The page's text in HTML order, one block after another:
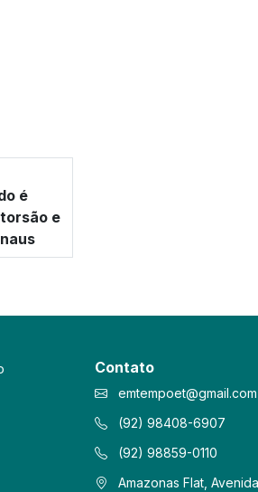
é
e
Contato
emtempoet@gmail.com
(92) 98408-6907
(92) 98859-0110
Amazonas Flat,